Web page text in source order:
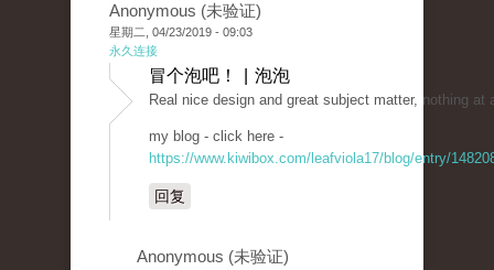
Anonymous (未验证)
星期二, 04/23/2019 - 09:03
永久连接
冒个泡吧！ | 泡泡
Real nice design and great subject matter, nothing at
my blog - click here -
https://www.kiwibox.com/leafviola17/blog/entry/
回复
Anonymous (未验证)